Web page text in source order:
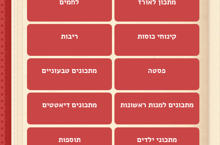
מתכון לאורז לחמים
קינוחי כוסות ריבות
פסטה מתכונים טבעוניים
מתכונים למנות ראשונות מתכונים דיאטטים
מתכוני ילדים תוספות